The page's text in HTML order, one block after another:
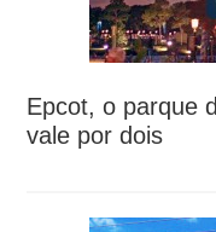
Epcot, o parque
vale por dois